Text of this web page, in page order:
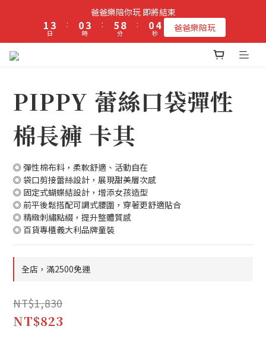
立即加入PIPPY會員即贈$100元購物金!
爸爸樂陪你玩 即將結束
1
0
3
2
日
:
03
2
時
:
6
5
4
0
9
8
7
3
2
1
0
分
:
1
0
4
3
2
秒 爸爸樂陪玩
PIPPY 蕾絲口袋彈性
棉長褲 卡其
◎ 彈性棉布料，柔軟舒適、活動自在
◎ 袋口剪接蕾絲設計，展現甜美層次感
◎ 固定式蝴蝶結設計，增添女孩造型
◎ 前平後鬆搭配可調式腰圍，穿著更舒適貼合
◎ 精緻刺繡點綴，提升整體質感
◎ 百貨專櫃義大利品牌童裝
全店，滿2500免運
NT$1,830
NT$823